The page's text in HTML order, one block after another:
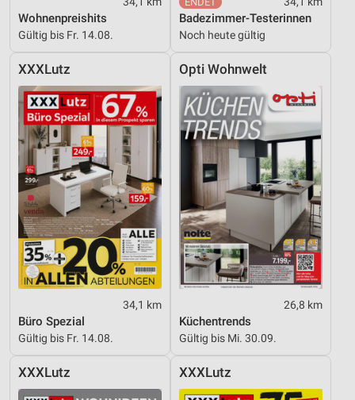
Wohnenpreishits
Gültig bis Fr. 14.08.
Badezimmer-Testerinnen
Noch heute gültig
XXXLutz
34,1 km
Büro Spezial
Gültig bis Fr. 14.08.
Opti Wohnwelt
26,8 km
Küchentrends
Gültig bis Mi. 30.09.
XXXLutz XXXLutz
Entwicklung und Verbesserung der Angebote
Inhalten
IAB-Besonderheiten:
Verwendung genauer Standortdaten
Geräte anhand von aktiv angeforderten
Informationen identifizieren
Nicht-IAB-Verarbeitungszwecke:
Notwendig
Performance
Funktional